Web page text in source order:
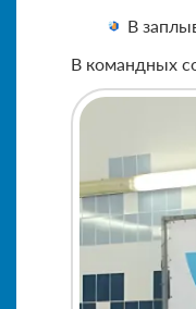
В
В командных